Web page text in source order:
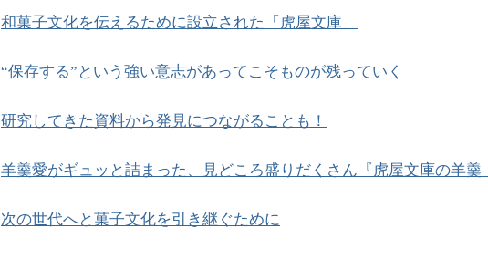
和菓子文化を伝えるために設立された「虎屋文庫」
“保存する”という強い意志があってこそものが残っていく
研究してきた資料から発見につながることも！
羊羹愛がギュッと詰まった、見どころ盛りだくさん『虎屋文庫の羊羹
次の世代へと菓子文化を引き継ぐために